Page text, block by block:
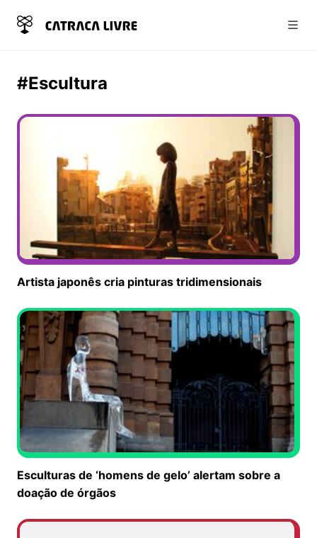
#Escultura
Artista japonês cria pinturas tridimensionais
Esculturas de ‘homens de gelo’ alertam sobre a
doação de órgãos